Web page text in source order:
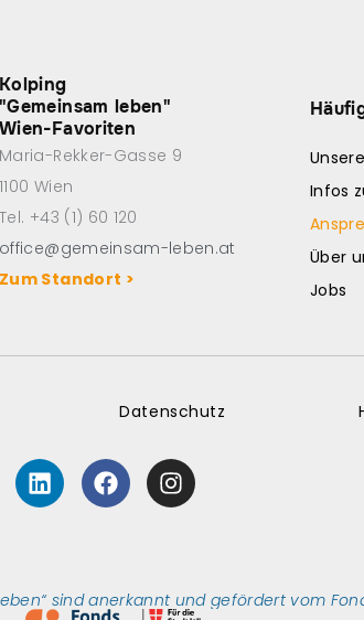
Kolping
"Gemeinsam leben"
Wien-Favoriten
Maria-Rekker-Gasse 9
1100 Wien
Tel. +43 (1) 60 120
office@gemeinsam-leben.at
Zum Standort >
Infos
Über
Jobs
Datenschutz
L
i
n
d
F
a
c
o
I
n
s
g
sind anerkannt und gefördert vom